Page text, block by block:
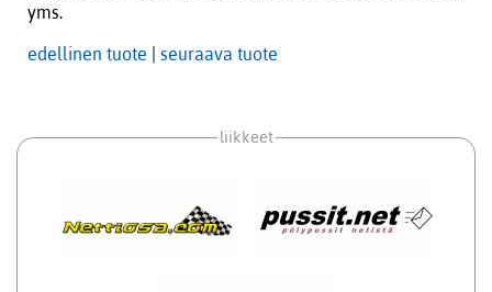
yms.
edellinen tuote seuraava tuote
liikkeet